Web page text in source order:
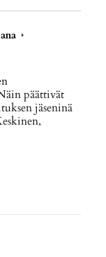
päättivät
jäseninä